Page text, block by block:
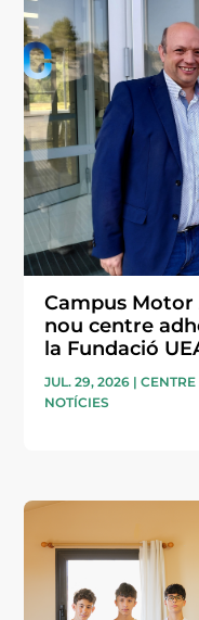
Campus Motor
nou centre
la Fundació
JUL. 29, 2026 |
NOTÍCIES